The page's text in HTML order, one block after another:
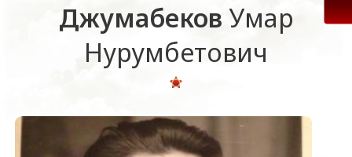
Джумабеков Умар
Нурумбетович